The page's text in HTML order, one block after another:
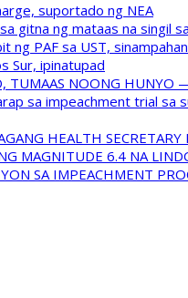
suportado ng NEA
gitna ng mataas na singil
ng PAF sa UST,
Sur, ipinatupad
TUMAAS NOONG HUNYO
sa impeachment trial sa
HEALTH
MAGNITUDE 6.4 NA
SA IMPEACHMENT